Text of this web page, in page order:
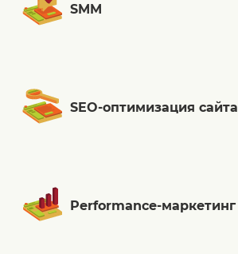
SMM
SEO-оптимизация сайта
Performance-маркетинг